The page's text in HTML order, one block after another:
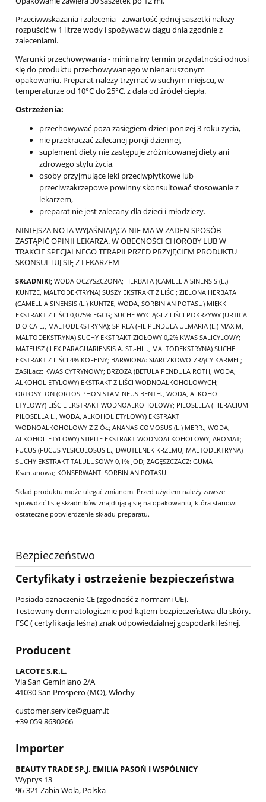
Przeciwwskazania i zalecenia - zawartość jednej saszetki należy
rozpuścić w 1 litrze wody i spożywać w ciągu dnia zgodnie z
zaleceniami.
Warunki przechowywania - minimalny termin przydatności odnosi
się do produktu przechowywanego w nienaruszonym
opakowaniu. Preparat należy trzymać w suchym miejscu, w
temperaturze od 10°C do 25°C, z dala od źródeł ciepła.
Ostrzeżenia:
przechowywać poza zasięgiem dzieci poniżej 3 roku życia,
nie przekraczać zalecanej porcji dziennej,
suplement diety nie zastępuje zróżnicowanej diety ani
zdrowego stylu życia,
osoby przyjmujące leki przeciwpłytkowe lub
przeciwzakrzepowe powinny skonsultować stosowanie z
lekarzem,
preparat nie jest zalecany dla dzieci i młodzieży.
NINIEJSZA NOTA WYJAŚNIAJĄCA NIE MA W ŻADEN SPOSÓB
ZASTĄPIĆ OPINII LEKARZA. W OBECNOŚCI CHOROBY LUB W
TRAKCIE SPECJALNEGO TERAPII PRZED PRZYJĘCIEM PRODUKTU
SKONSULTUJ SIĘ Z LEKARZEM
SKŁADNIKI; WODA OCZYSZCZONA; HERBATA (CAMELLIA SINENSIS (L.)
KUNTZE, MALTODEKTRYNA) SUSZY EKSTRAKT Z LIŚCI; ZIELONA HERBATA
(CAMELLIA SINENSIS (L.) KUNTZE, WODA, SORBINIAN POTASU) MIĘKKI
EKSTRAKT Z LIŚCI 0,075% EGCG; SUCHE WYCIĄGI Z LIŚCI POKRZYWY (URTICA
DIOICA L., MALTODEKSTRYNA); SPIREA (FILIPENDULA ULMARIA (L.) MAXIM,
MALTODEKSTRYNA) SUCHY EKSTRAKT ZIOŁOWY 0,2% KWAS SALICYLOWY;
MATEUSZ (ILEX PARAGUARIENSIS A. ST.-HIL., MALTODEKSTRYNA) SUCHE
EKSTRAKT Z LIŚCI 4% KOFEINY; BARWIONA: SIARCZKOWO-ŻRĄCY KARMEL;
ZASILacz: KWAS CYTRYNOWY; BRZOZA (BETULA PENDULA ROTH, WODA,
ALKOHOL ETYLOWY) EKSTRAKT Z LIŚCI WODNOALKOHOLOWYCH;
ORTOSYFON (ORTOSIPHON STAMINEUS BENTH., WODA, ALKOHOL
ETYLOWY) LIŚCIE EKSTRAKT WODNOALKOHOLOWY; PILOSELLA (HIERACIUM
PILOSELLA L., WODA, ALKOHOL ETYLOWY) EKSTRAKT
WODNOALKOHOLOWY Z ZIÓŁ; ANANAS COMOSUS (L.) MERR., WODA,
ALKOHOL ETYLOWY) STIPITE EKSTRAKT WODNOALKOHOLOWY; AROMAT;
FUCUS (FUCUS VESICULOSUS L., DWUTLENEK KRZEMU, MALTODEKTRYNA)
SUCHY EKSTRAKT TALULUSOWY 0,1% JOD; ZAGĘSZCZACZ: GUMA
Ksantanowa; KONSERWANT: SORBINIAN POTASU.
Skład produktu może ulegać zmianom. Przed użyciem należy zawsze
sprawdzić listę składników znajdującą się na opakowaniu, która stanowi
ostateczne potwierdzenie składu preparatu.
Bezpieczeństwo
Certyfikaty i ostrzeżenie bezpieczeństwa
Posiada oznaczenie CE (zgodność z normami UE).
Testowany dermatologicznie pod kątem bezpieczeństwa dla skóry.
FSC ( certyfikacja leśna) znak odpowiedzialnej gospodarki leśnej.
Producent
LACOTE S.R.L.
Via San Geminiano 2/A
41030 San Prospero (MO), Włochy
customer.service@guam.it
+39 059 8630266
Importer
BEAUTY TRADE SP.J. EMILIA PASOŃ I WSPÓLNICY
Wyprys 13
96-321 Żabia Wola, Polska